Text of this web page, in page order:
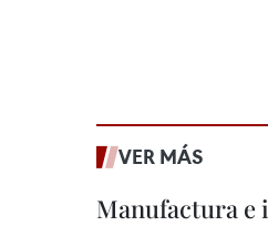
VER MÁS
Manufactura e